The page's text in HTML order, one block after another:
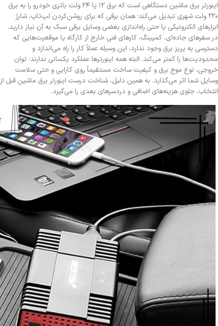
اینورتر برق ماشین دستگاهی است که برق ۱۲ یا ۲۴ ولت باتری خودرو را به برق
۲۲۰ ولت شهری تبدیل می‌کند؛ همان برقی که برای روشن‌کردن لپ‌تاپ، شارژ
ابزارهای الکترونیکی یا حتی راه‌اندازی بعضی وسایل برقی سبک به آن نیاز دارید.
در سفرهای جاده‌ای، کمپینگ، کارهای فنی خارج از کارگاه یا موقعیت‌هایی که
دسترسی به پریز برق وجود ندارد، این وسیله عملاً کار را راه می‌اندازد و
محدودیت‌ها را کمتر می‌کند. البته همه اینورترها عملکرد یکسانی ندارند؛ توان
خروجی، نوع موج برق و کیفیت ساخت مستقیماً روی کارایی و حتی سلامت
وسایل شما اثر می‌گذارد. به همین دلیل، شناخت درست اینورتر برق ماشین قبل از
انتخاب، جلوی هزینه‌های اضافی و دردسرهای بعدی را می‌گیرد.